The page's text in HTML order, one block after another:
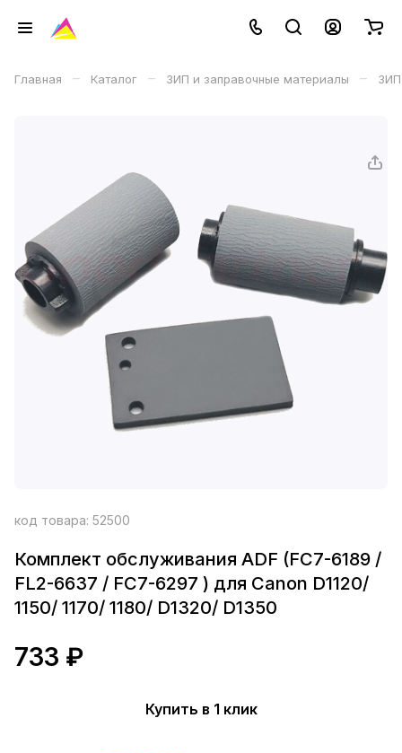
Главная – Каталог – ЗИП и заправочные материалы – ЗИП
код товара: 52500
Комплект обслуживания ADF (FC7-6189 /
FL2-6637 / FC7-6297 ) для Canon D1120/
1150/ 1170/ 1180/ D1320/ D1350
733 ₽
Купить в 1 клик